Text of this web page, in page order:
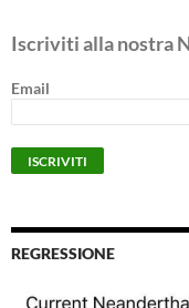
Iscriviti alla nostra
Email
REGRESSIONE